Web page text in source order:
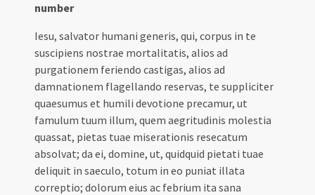
number
Iesu, salvator humani generis, qui, corpus in te
suscipiens nostrae mortalitatis, alios ad
purgationem feriendo castigas, alios ad
damnationem flagellando reservas, te suppliciter
quaesumus et humili devotione precamur, ut
famulum tuum illum, quem aegritudinis molestia
quassat, pietas tuae miserationis resecatum
absolvat; da ei, domine, ut, quidquid pietati tuae
deliquit in saeculo, totum in eo puniat illata
correptio; dolorum eius ac febrium ita sana